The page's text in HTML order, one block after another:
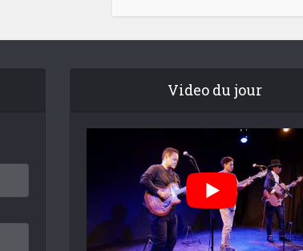
Video du jour